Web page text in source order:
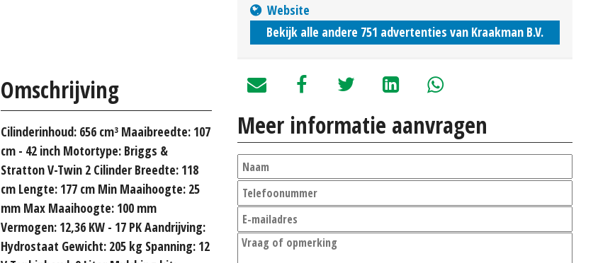
Omschrijving
Cilinderinhoud: 656 cm³ Maaibreedte: 107
cm - 42 inch Motortype: Briggs &
Stratton V-Twin 2 Cilinder Breedte: 118
cm Lengte: 177 cm Min Maaihoogte: 25
mm Max Maaihoogte: 100 mm
Vermogen: 12,36 KW - 17 PK Aandrijving:
Hydrostaat Gewicht: 205 kg Spanning: 12
Website
Bekijk alle andere 751 advertenties van Kraakman B.V.
Meer informatie aanvragen